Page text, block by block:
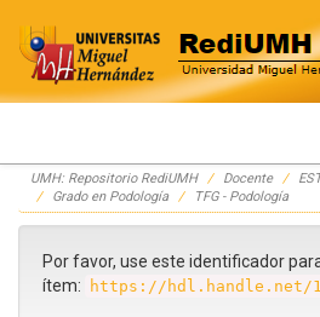
Skip
navigation
UMH: Repositorio RediUMH Docente
Grado en Podología
TFG - Podología
Por favor, use este identificador
ítem:
https://hdl.handle.net/